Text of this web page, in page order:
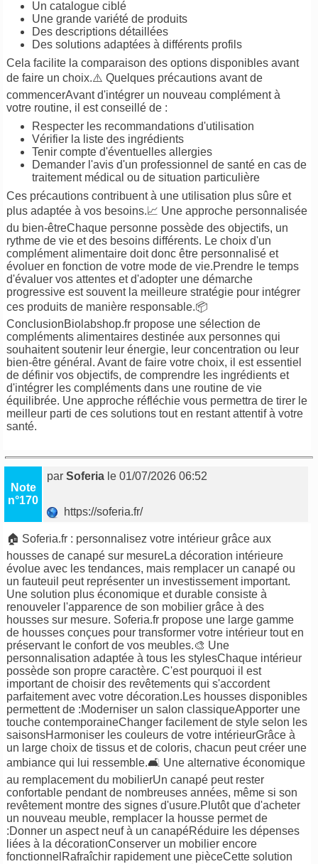
Un catalogue ciblé
Une grande variété de produits
Des descriptions détaillées
Des solutions adaptées à différents profils
Cela facilite la comparaison des options disponibles avant
de faire un choix.⚠️ Quelques précautions avant de
commencerAvant d'intégrer un nouveau complément à
votre routine, il est conseillé de :
Respecter les recommandations d'utilisation
Vérifier la liste des ingrédients
Tenir compte d'éventuelles allergies
Demander l'avis d'un professionnel de santé en cas de
traitement médical ou de situation particulière
Ces précautions contribuent à une utilisation plus sûre et
plus adaptée à vos besoins.📈 Une approche personnalisée
du bien-êtreChaque personne possède des objectifs, un
rythme de vie et des besoins différents. Le choix d'un
complément alimentaire doit donc être personnalisé et
évoluer en fonction de votre mode de vie.Prendre le temps
d'évaluer vos attentes et d'adopter une démarche
progressive est souvent la meilleure stratégie pour intégrer
ces produits de manière responsable.📦
ConclusionBiolabshop.fr propose une sélection de
compléments alimentaires destinée aux personnes qui
souhaitent soutenir leur énergie, leur concentration ou leur
bien-être général. Avant de faire votre choix, il est essentiel
de définir vos objectifs, de comprendre les ingrédients et
d'intégrer les compléments dans une routine de vie
équilibrée. Une approche réfléchie vous permettra de tirer le
meilleur parti de ces solutions tout en restant attentif à votre
santé.
Note
n°170
parSoferia le 01/07/2026 06:52
https://soferia.fr/
🏠 Soferia.fr : personnalisez votre intérieur grâce aux
housses de canapé sur mesureLa décoration intérieure
évolue avec les tendances, mais remplacer un canapé ou
un fauteuil peut représenter un investissement important.
Une solution plus économique et durable consiste à
renouveler l'apparence de son mobilier grâce à des
housses sur mesure. Soferia.fr propose une large gamme
de housses conçues pour transformer votre intérieur tout en
préservant le confort de vos meubles.🎨 Une
personnalisation adaptée à tous les stylesChaque intérieur
possède son propre caractère. C'est pourquoi il est
important de choisir des revêtements qui s'accordent
parfaitement avec votre décoration.Les housses disponibles
permettent de :Moderniser un salon classiqueApporter une
touche contemporaineChanger facilement de style selon les
saisonsHarmoniser les couleurs de votre intérieurGrâce à
un large choix de tissus et de coloris, chacun peut créer une
ambiance qui lui ressemble.🛋️ Une alternative économique
au remplacement du mobilierUn canapé peut rester
confortable pendant de nombreuses années, même si son
revêtement montre des signes d'usure.Plutôt que d'acheter
un nouveau meuble, remplacer la housse permet de
:Donner un aspect neuf à un canapéRéduire les dépenses
liées à la décorationConserver un mobilier encore
fonctionnelRafraîchir rapidement une pièceCette solution